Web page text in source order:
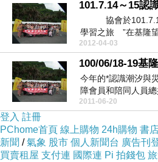
協會於101.7.14
學習之旅 ”在基隆
識...
2012-04-03
今年的*認識潮汐與
障會員和陪同人員
搜...
2011-06-20
登入 註冊
PChome首頁 線上購物 24h購物 書
新聞 /氣象 股市 個人新聞台 廣告刊
買賣租屋 支付連 國際連 Pi 拍錢包